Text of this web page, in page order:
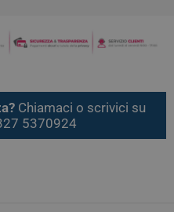
Chiamaci o scrivici su
5370924